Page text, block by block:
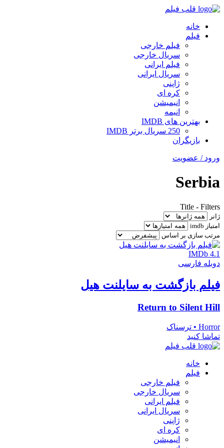
قلب فیلم
خانه
فیلم
فیلم خارجی
سریال خارجی
فیلم ایرانی
سریال ایرانی
ژاپنی
کره ای
انیمیشن
انیمه
بهترین های IMDB
250 سریال برتر IMDB
بازیگران
ورود / عضویت
Serbia
Title - Filters
ژانر
امتیاز imdb
مرتب سازی بر اساس
IMDb 4.1
دوبله فارسی
فیلم بازگشت به سایلنت هیل
Return to Silent Hill
Horror • ترسناک
تماشا کنید
قلب فیلم
خانه
فیلم
فیلم خارجی
سریال خارجی
فیلم ایرانی
سریال ایرانی
ژاپنی
کره ای
انیمیشن